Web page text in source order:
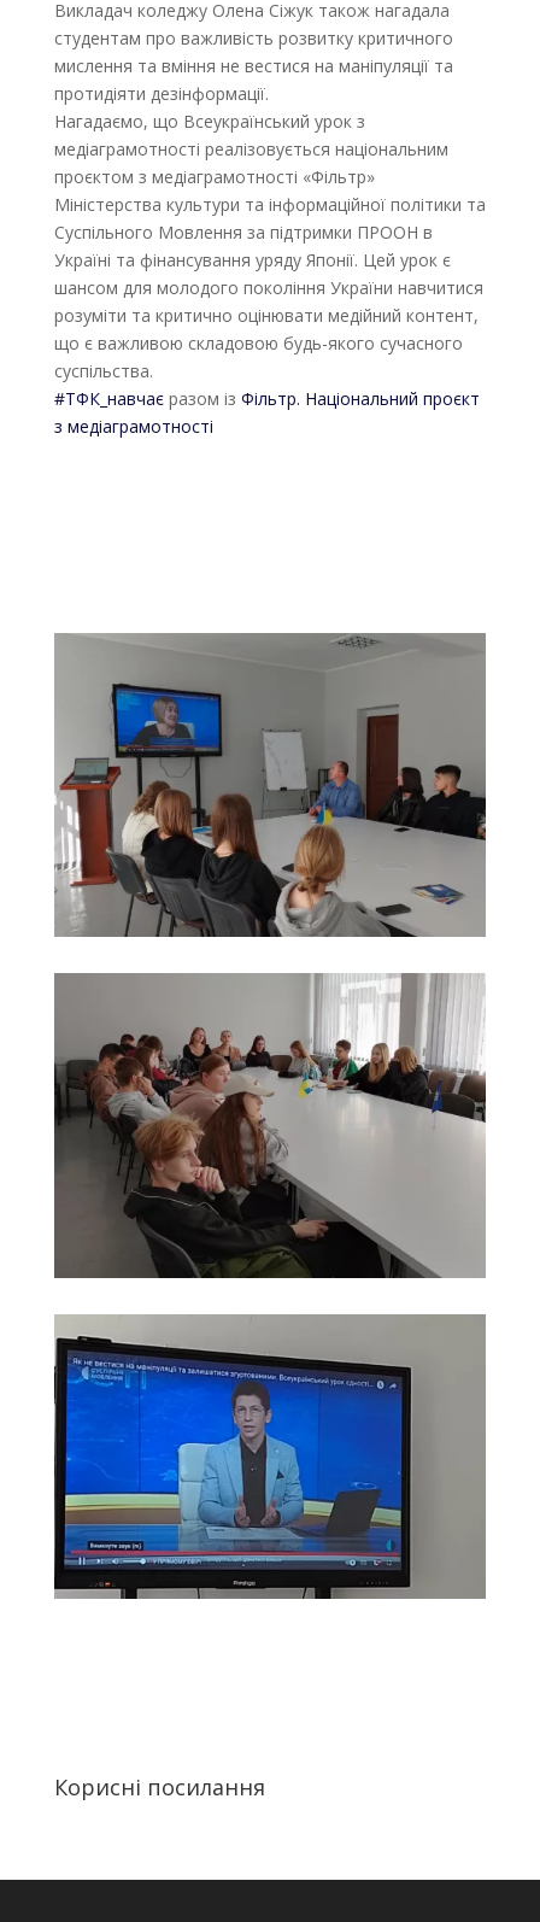
Викладач коледжу Олена Сіжук також нагадала
студентам про важливість розвитку критичного
мислення та вміння не вестися на маніпуляції та
протидіяти дезінформації.
Нагадаємо, що Всеукраїнський урок з
медіаграмотності реалізовується національним
проєктом з медіаграмотності «Фільтр»
Міністерства культури та інформаційної політики та
Суспільного Мовлення за підтримки ПРООН в
Україні та фінансування уряду Японії. Цей урок є
шансом для молодого покоління України навчитися
розуміти та критично оцінювати медійний контент,
що є важливою складовою будь-якого сучасного
суспільства.
#ТФК_навчаєразом із Фільтр. Національний проєкт
з медіаграмотності
Корисні посилання